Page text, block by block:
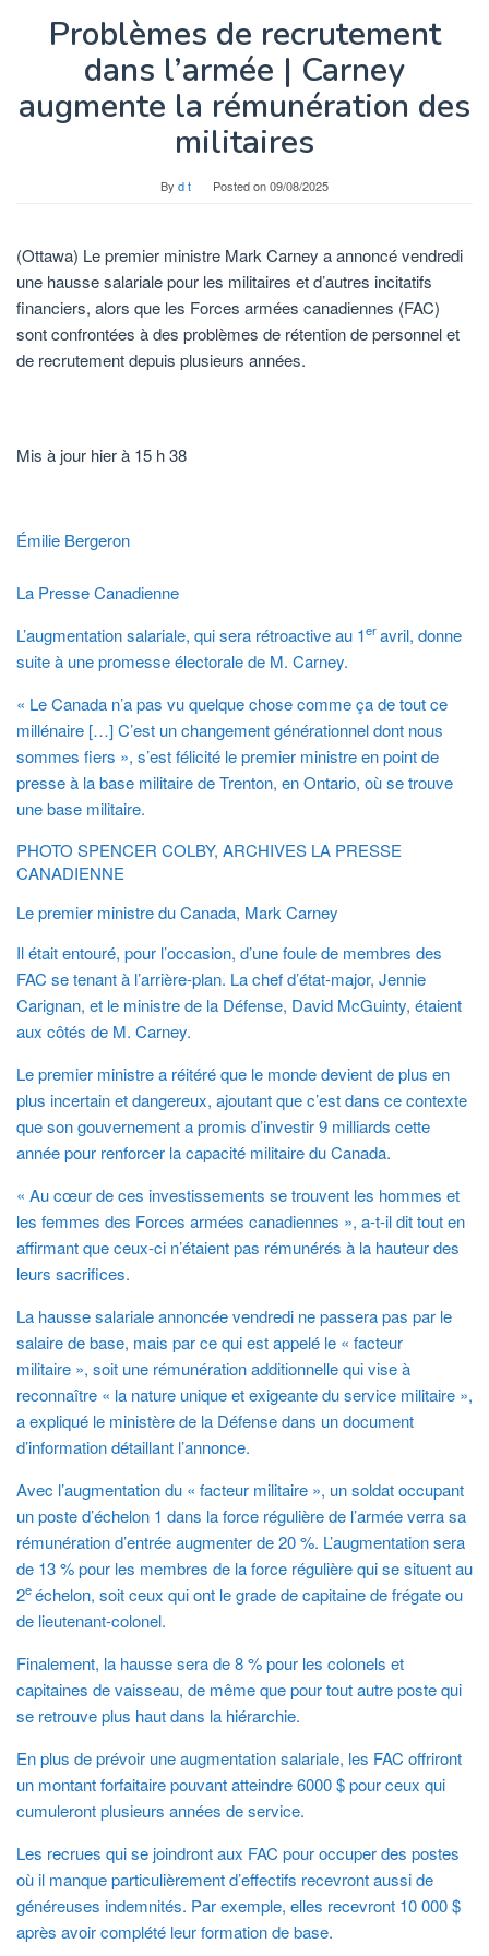
Problèmes de recrutement
dans l’armée | Carney
augmente la rémunération des
militaires
By d t Posted on09/08/2025
(Ottawa) Le premier ministre Mark Carney a annoncé vendredi
une hausse salariale pour les militaires et d’autres incitatifs
financiers, alors que les Forces armées canadiennes (FAC)
sont confrontées à des problèmes de rétention de personnel et
de recrutement depuis plusieurs années.
Mis à jour hier à 15 h 38
Émilie Bergeron
La Presse Canadienne
L’augmentation salariale, qui sera rétroactive au 1eravril, donne
suite à une promesse électorale de M. Carney.
« Le Canada n’a pas vu quelque chose comme ça de tout ce
millénaire […] C’est un changement générationnel dont nous
sommes fiers », s’est félicité le premier ministre en point de
presse à la base militaire de Trenton, en Ontario, où se trouve
une base militaire.
PHOTO SPENCER COLBY, ARCHIVES LA PRESSE
CANADIENNE
Le premier ministre du Canada, Mark Carney
Il était entouré, pour l’occasion, d’une foule de membres des
FAC se tenant à l’arrière-plan. La chef d’état-major, Jennie
Carignan, et le ministre de la Défense, David McGuinty, étaient
aux côtés de M. Carney.
Le premier ministre a réitéré que le monde devient de plus en
plus incertain et dangereux, ajoutant que c’est dans ce contexte
que son gouvernement a promis d’investir 9 milliards cette
année pour renforcer la capacité militaire du Canada.
« Au cœur de ces investissements se trouvent les hommes et
les femmes des Forces armées canadiennes », a-t-il dit tout en
affirmant que ceux-ci n’étaient pas rémunérés à la hauteur des
leurs sacrifices.
La hausse salariale annoncée vendredi ne passera pas par le
salaire de base, mais par ce qui est appelé le « facteur
militaire », soit une rémunération additionnelle qui vise à
reconnaître « la nature unique et exigeante du service militaire »,
a expliqué le ministère de la Défense dans un document
d’information détaillant l’annonce.
Avec l’augmentation du « facteur militaire », un soldat occupant
un poste d’échelon 1 dans la force régulière de l’armée verra sa
rémunération d’entrée augmenter de 20 %. L’augmentation sera
de 13 % pour les membres de la force régulière qui se situent au
2eéchelon, soit ceux qui ont le grade de capitaine de frégate ou
de lieutenant-colonel.
Finalement, la hausse sera de 8 % pour les colonels et
capitaines de vaisseau, de même que pour tout autre poste qui
se retrouve plus haut dans la hiérarchie.
En plus de prévoir une augmentation salariale, les FAC offriront
un montant forfaitaire pouvant atteindre 6000 $ pour ceux qui
cumuleront plusieurs années de service.
Les recrues qui se joindront aux FAC pour occuper des postes
où il manque particulièrement d’effectifs recevront aussi de
généreuses indemnités. Par exemple, elles recevront 10 000 $
après avoir complété leur formation de base.